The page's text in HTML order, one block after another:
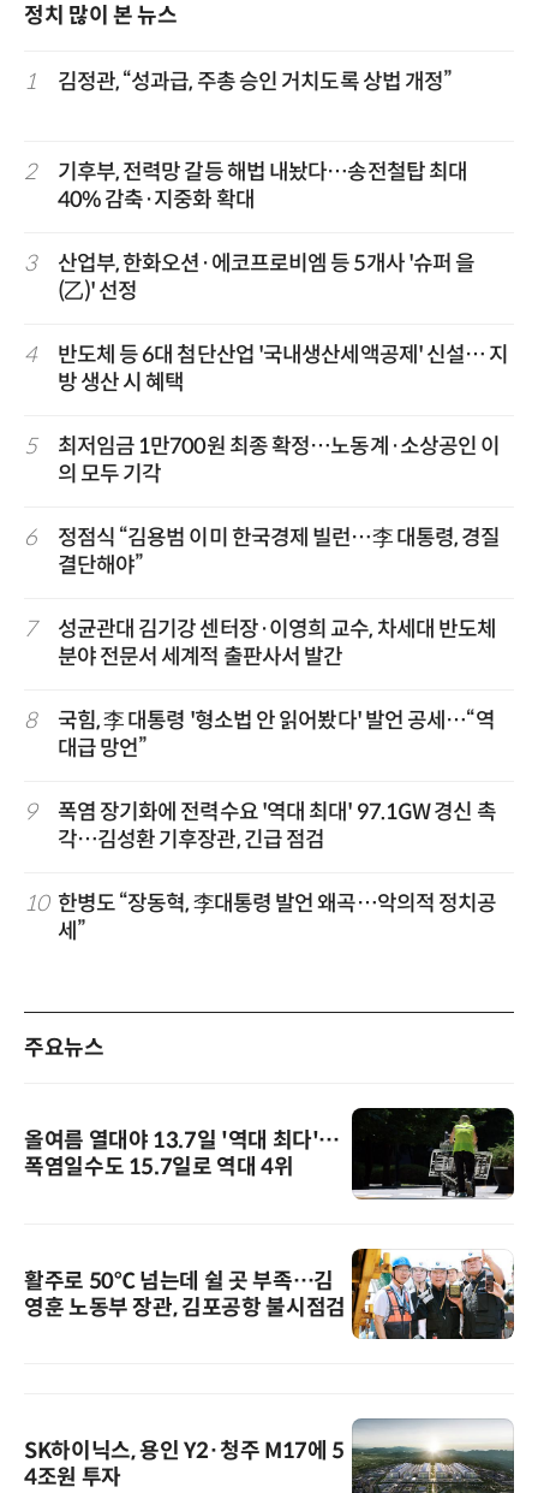
정치 많이 본 뉴스
1 김정관, “성과급, 주총 승인 거치도록 상법 개정”
2
기후부, 전력망 갈등 해법 내놨다…송전철탑 최대
40% 감축·지중화 확대
3
산업부, 한화오션·에코프로비엠 등 5개사 '슈퍼 을
(乙)' 선정
4
반도체 등 6대 첨단산업 '국내생산세액공제' 신설… 지
방 생산 시 혜택
5
최저임금 1만700원 최종 확정…노동계·소상공인 이
의 모두 기각
6
정점식 “김용범 이미 한국경제 빌런…李 대통령, 경질
결단해야”
7
성균관대 김기강 센터장·이영희 교수, 차세대 반도체
분야 전문서 세계적 출판사서 발간
8
국힘, 李 대통령 '형소법 안 읽어봤다' 발언 공세…“역
대급 망언”
9
폭염 장기화에 전력수요 '역대 최대' 97.1GW 경신 촉
각…김성환 기후장관, 긴급 점검
10 한병도 “장동혁, 李대통령 발언 왜곡…악의적 정치공
세”
주요뉴스
올여름 열대야 13.7일 '역대 최다'…
폭염일수도 15.7일로 역대 4위
활주로 50℃ 넘는데 쉴 곳 부족…김
영훈 노동부 장관, 김포공항 불시점검
SK하이닉스, 용인 Y2·청주 M17에 5
4조원 투자